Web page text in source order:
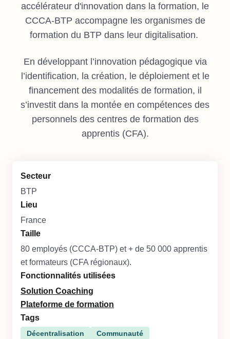
Secteur
BTP
Lieu
France
Taille
80 employés (CCCA-BTP) et + de 50 000 apprentis
et formateurs (CFA régionaux).
Fonctionnalités utilisées
Solution Coaching
Plateforme de formation
Tags
Décentralisation
Communauté
accélérateur d'innovation dans la formation, le
CCCA-BTP accompagne les organismes de
formation du BTP dans leur digitalisation.
En développant l’innovation pédagogique via
l’identification, la création, le déploiement et le
financement des modalités de formation, il
s’investit dans la montée en compétences des
personnels des centres de formation des
apprentis (CFA).